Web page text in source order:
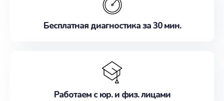
Бесплатная диагностика за 30 мин.
Работаем с юр. и физ. лицами